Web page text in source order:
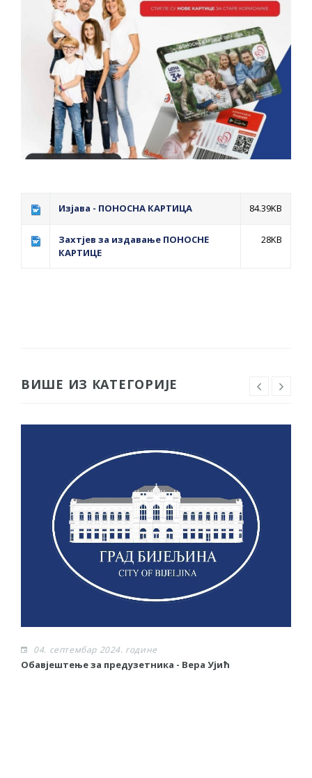
ДОДАТАК ЗА ДЕМОБИЛИСАНЕ БОРЦЕ
ВОЈСКЕ РЕПУБЛИКЕ СРПСКЕ У СТАЊУ
СОЦИЈАЛНЕ ПОТРЕБЕ
Обрасци захтјева за регресирано
гориво доступни од 13. марта до 15.
новембра
Захтјев за издавање ПОНОСНЕ КАРТИЦЕ
Обавјештење за предузетника - Вера
ДОДЈЕЛУ ФИНАНСИЈСКЕ НАГРАДЕ
Изјава - ПОНОСНА КАРТИЦА 84.39KB
Захтјев за издавање ПОНОСНЕ
КАРТИЦЕ
28KB
ВИШЕ ИЗ КАТЕГОРИЈЕ
04. септембар 2024. године
Обавјештење за предузетника - Вера Ујић